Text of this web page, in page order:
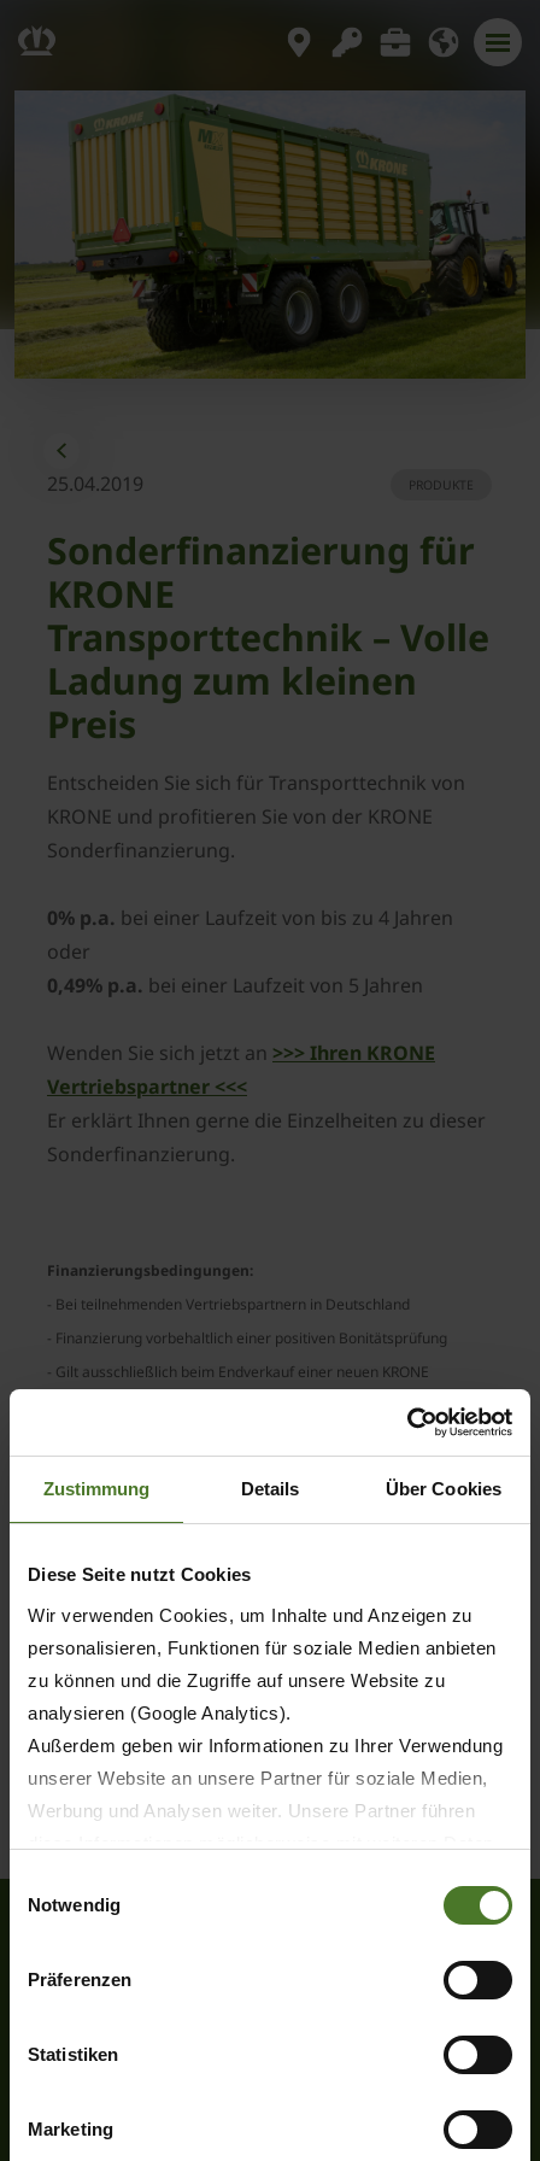
Zustimmung Details Über Cookies
Diese Seite nutzt Cookies
Wir verwenden Cookies, um Inhalte und Anzeigen zu
personalisieren, Funktionen für soziale Medien anbieten
zu können und die Zugriffe auf unsere Website zu
analysieren (Google Analytics).
Außerdem geben wir Informationen zu Ihrer Verwendung
unserer Website an unsere Partner für soziale Medien,
Werbung und Analysen weiter. Unsere Partner führen
sie im Rahmen Ihrer Nutzung der Dienste gesammelt
Wir setzen im Rahmen des Trackings auch Dienstleister
Datenschutzbestimmungen ein, wodurch das Risiko von
behördlichen Zugriffen bzw. von Kontrollverlust bzgl.
Datenschutzhinweise
Einwilligungsauswahl
Notwendig
Präferenzen
Statistiken
Marketing
25.04.2019 PRODUKTE
Sonderfinanzierung für
KRONE
Transporttechnik – Volle
Ladung zum kleinen
Preis
Entscheiden Sie sich für Transporttechnik von
KRONE und profitieren Sie von der KRONE
Sonderfinanzierung.
0% p.a. bei einer Laufzeit von bis zu 4 Jahren
oder
0,49% p.a. bei einer Laufzeit von 5 Jahren
Wenden Sie sich jetzt an >>> Ihren KRONE
Vertriebspartner <<<
Er erklärt Ihnen gerne die Einzelheiten zu dieser
Sonderfinanzierung.
Finanzierungsbedingungen:
- Bei teilnehmenden Vertriebspartnern in Deutschland
- Finanzierung vorbehaltlich einer positiven Bonitätsprüfung
- Gilt ausschließlich beim Endverkauf einer neuen KRONE
- Kauf und Finanzierungsbeginn bis spätestens 15.07.2019